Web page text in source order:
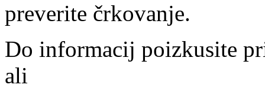
preverite črkovanje.
Do informacij poizkusite
ali